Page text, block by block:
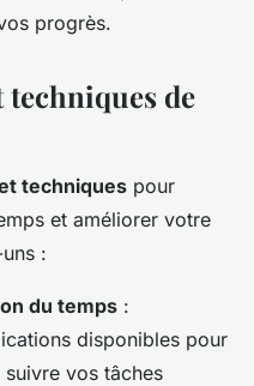
progrès.
de
techniques pour
et améliorer votre
:
du temps :
disponibles pour
vos tâches